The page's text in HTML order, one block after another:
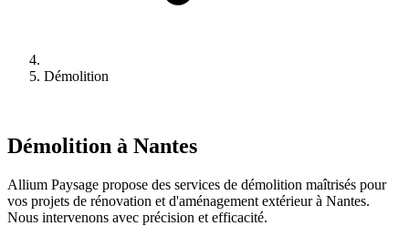
Démolition
Démolition à Nantes
Allium Paysage propose des services de démolition maîtrisés pour
vos projets de rénovation et d'aménagement extérieur à Nantes.
Nous intervenons avec précision et efficacité.